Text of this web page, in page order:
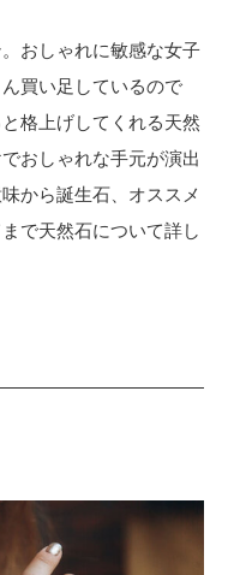
おしゃれに敏感な女子
買い足しているので
格上げしてくれる天然
おしゃれな手元が演出
から誕生石、オススメ
で天然石について詳し